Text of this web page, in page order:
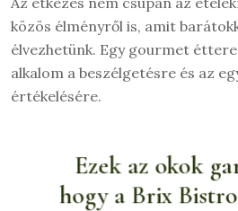
közös élményről is, amit
élvezhetünk. Egy gourmet
alkalom a beszélgetésre és az
értékelésére.
Ezek az okok
hogy a Brix